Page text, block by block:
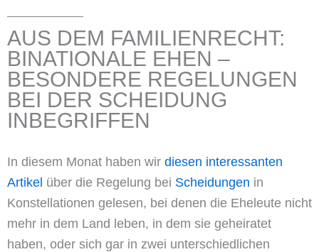
AUS DEM FAMILIENRECHT:
BINATIONALE EHEN –
BESONDERE REGELUNGEN
BEI DER SCHEIDUNG
INBEGRIFFEN
In diesem Monat haben wir diesen interessanten
Artikel über die Regelung bei Scheidungen in
Konstellationen gelesen, bei denen die Eheleute nicht
mehr in dem Land leben, in dem sie geheiratet
haben, oder sich gar in zwei unterschiedlichen